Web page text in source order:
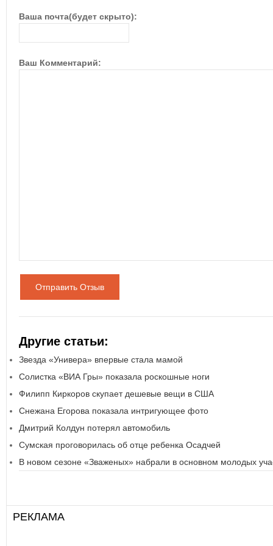
Ваша почта(будет скрыто):
Ваш Комментарий:
Отправить Отзыв
Другие статьи:
Звезда «Универа» впервые стала мамой
Солистка «ВИА Гры» показала роскошные ноги
Филипп Киркоров скупает дешевые вещи в США
Снежана Егорова показала интригующее фото
Дмитрий Колдун потерял автомобиль
Сумская проговорилась об отце ребенка Осадчей
В новом сезоне «Зваженых» набрали в основном молодых
РЕКЛАМА